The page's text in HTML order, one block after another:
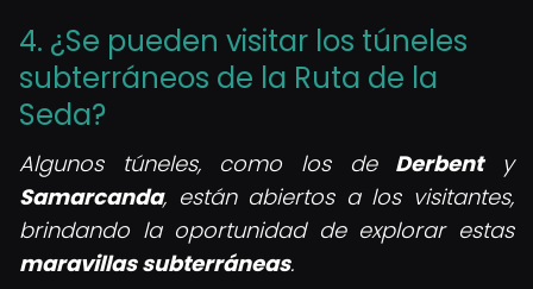
4. ¿Se pueden visitar los túneles
subterráneos de la Ruta de la
Seda?
Algunos túneles, como los de Derbenty
Samarcanda, están abiertos a los visitantes,
brindando la oportunidad de explorar estas
maravillas subterráneas.